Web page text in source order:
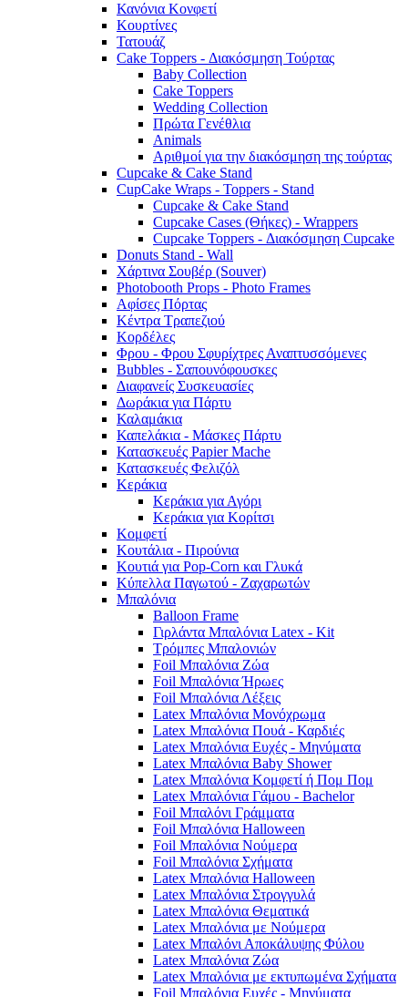
Κανόνια Κονφετί
Κουρτίνες
Τατουάζ
Cake Toppers - Διακόσμηση Τούρτας
Baby Collection
Cake Toppers
Wedding Collection
Πρώτα Γενέθλια
Animals
Αριθμοί για την διακόσμηση της τούρτας
Cupcake & Cake Stand
CupCake Wraps - Toppers - Stand
Cupcake & Cake Stand
Cupcake Cases (Θήκες) - Wrappers
Cupcake Toppers - Διακόσμηση Cupcake
Donuts Stand - Wall
Χάρτινα Σουβέρ (Souver)
Photobooth Props - Photo Frames
Αφίσες Πόρτας
Κέντρα Τραπεζιού
Κορδέλες
Φρου - Φρου Σφυρίχτρες Αναπτυσσόμενες
Bubbles - Σαπουνόφουσκες
Διαφανείς Συσκευασίες
Δωράκια για Πάρτυ
Καλαμάκια
Καπελάκια - Μάσκες Πάρτυ
Κατασκευές Papier Mache
Κατασκευές Φελιζόλ
Κεράκια
Κεράκια για Αγόρι
Κεράκια για Κορίτσι
Κομφετί
Κουτάλια - Πιρούνια
Κουτιά για Pop-Corn και Γλυκά
Κύπελλα Παγωτού - Ζαχαρωτών
Μπαλόνια
Balloon Frame
Γιρλάντα Μπαλόνια Latex - Kit
Τρόμπες Μπαλονιών
Foil Μπαλόνια Ζώα
Foil Μπαλόνια Ήρωες
Foil Μπαλόνια Λέξεις
Latex Μπαλόνια Μονόχρωμα
Latex Μπαλόνια Πουά - Καρδιές
Latex Μπαλόνια Ευχές - Μηνύματα
Latex Μπαλόνια Baby Shower
Latex Μπαλόνια Κομφετί ή Πομ Πομ
Latex Μπαλόνια Γάμου - Bachelor
Foil Μπαλόνι Γράμματα
Foil Μπαλόνια Halloween
Foil Μπαλόνια Νούμερα
Foil Μπαλόνια Σχήματα
Latex Μπαλόνια Halloween
Latex Μπαλόνια Στρογγυλά
Latex Μπαλόνια Θεματικά
Latex Μπαλόνια με Νούμερα
Latex Μπαλόνι Αποκάλυψης Φύλου
Latex Μπαλόνια Ζώα
Latex Μπαλόνια με εκτυπωμένα Σχήματα
Foil Μπαλόνια Ευχές - Μηνύματα